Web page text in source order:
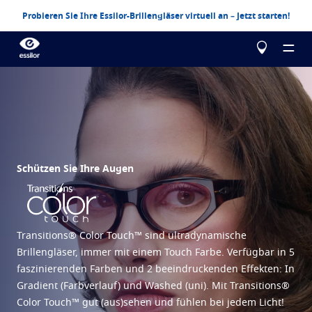
Probieren Sie Ihre Essilor-Brillengläser virtuell an – Jetzt starten!
Essilor Experts
Essilor Experts
Essilor AVA
Ein bahnbrechendes Seherlebnis
Mehr erfahren
Produkte
Besser sehen
Stellest Myopie-Management für Kinder
Eyezen Optimierte Einstärken-Brillengläser
Gleitsichtgläser
Hilfe bei der Auswahl
Testen Sie Ihr Sehvermögen
Konfigurieren Sie Ihre Essilor Brillengläser
Schützen Sie Ihre Augen
Transitions® Color Touch™ sind ultradynamische
Brillengläser, immer mit einem Touch Farbe. Verfügbar in 5
faszinierenden Farben und 2 beeindruckenden Effekten: In
Gradient (Farbverlauf) und Washed (uni). Mit Transitions®
Color Touch™ gut (aus)sehen und fühlen bei jedem Licht!​